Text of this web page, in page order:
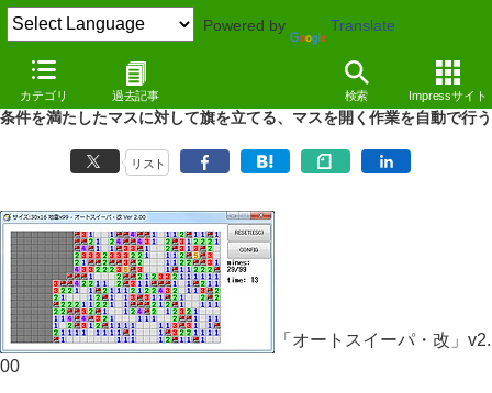
Powered by Translate
カテゴリ 過去記事 検索 Impressサイト
REVIEW
（10/08/05）
半自動化機能を搭載したマインスイーパ「オートスイーパ・改」
条件を満たしたマスに対して旗を立てる、マスを開く作業を自動で行う
リスト
「オートスイーパ・改」v2.
00